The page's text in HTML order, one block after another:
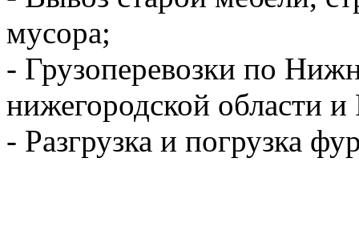
мусора;
- Грузоперевозки по
нижегородской области и
- Разгрузка и погрузка